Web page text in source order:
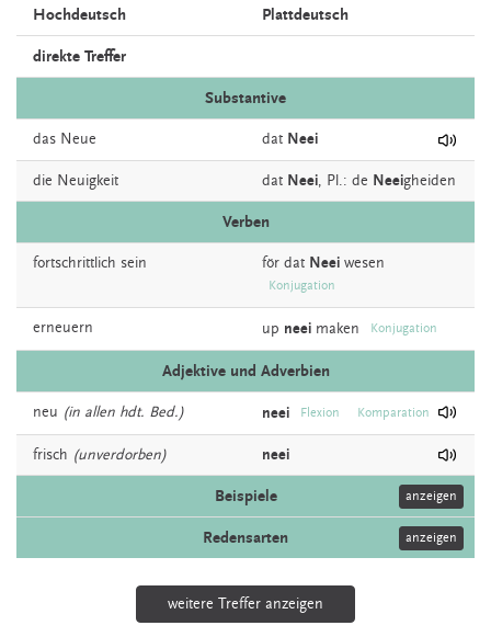
Hochdeutsch Plattdeutsch
direkte Treffer
Substantive
das Neue dat Neei
die Neuigkeit dat Neei, Pl.: de Neeigheiden
Verben
fortschrittlich sein för dat Neei wesen
Konjugation
erneuern up neei maken Konjugation
Adjektive und Adverbien
neu (in allen hdt. Bed.) neei Flexion Komparation
frisch (unverdorben) neei
Beispiele anzeigen
Redensarten anzeigen
weitere Treffer anzeigen